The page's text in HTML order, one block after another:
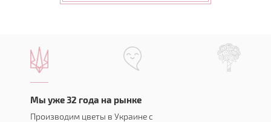
Мы уже 32 года на рынке
Производим цветы в Украине с